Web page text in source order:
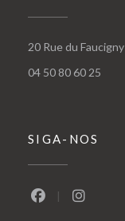
20 Rue du
04 50 80 60 25
SIGA-NOS